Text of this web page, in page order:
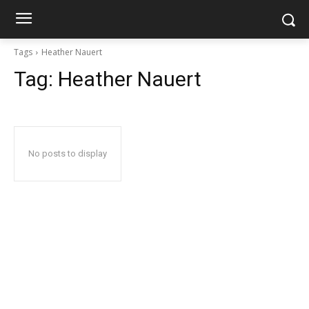
Tags Heather Nauert
Tag: Heather Nauert
No posts to display